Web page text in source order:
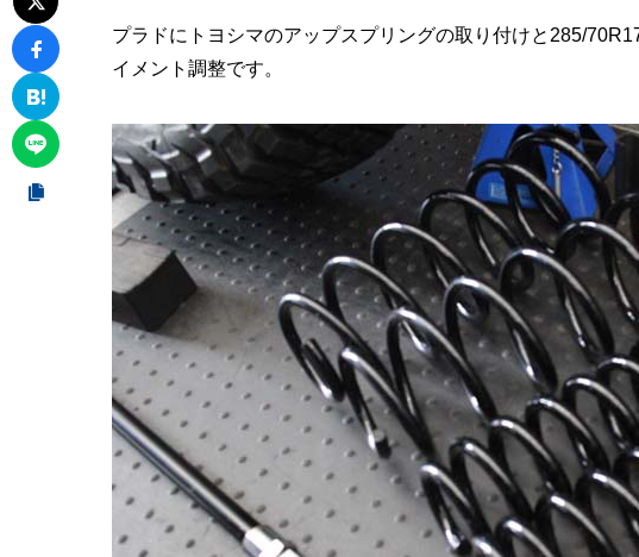
プラドにトヨシマのアップスプリングの取り付けと285/
イメント調整です。